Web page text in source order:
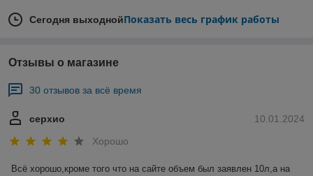
Сегодня выходнойПоказать весь график работы
Отзывы о магазине
30 отзывов за всё время
10.01.2024
серхио
Хорошо
Всё хорошо,кроме того что на сайте объем был заявлен 10л,а на